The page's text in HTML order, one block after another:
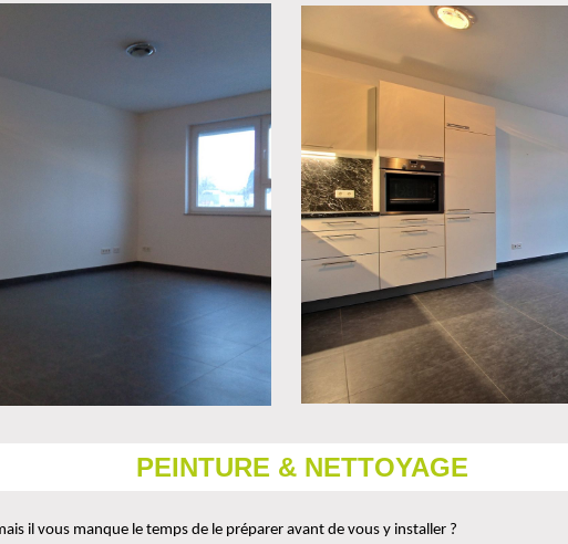
PEINTURE & NETTOYAGE
il vous manque le temps de le préparer avant de vous y installer ?